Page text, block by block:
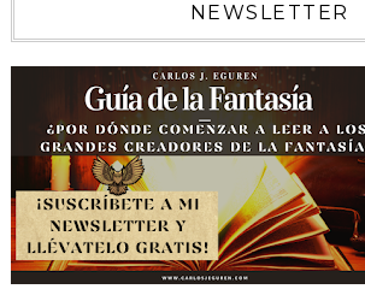
NEWSLETTER